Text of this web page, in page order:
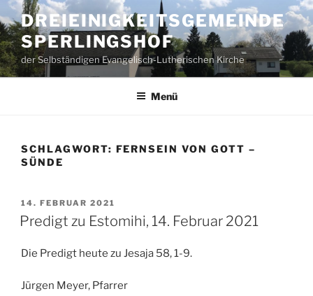
Zum
Inhalt
springen
DREIEINIGKEITSGEMEINDE
SPERLINGSHOF
der Selbständigen Evangelisch-Lutherischen Kirche
Menü
SCHLAGWORT: FERNSEIN VON GOTT –
SÜNDE
VERÖFFENTLICHT
AM
14. FEBRUAR 2021
Predigt zu Estomihi, 14. Februar 2021
Die Predigt heute zu Jesaja 58, 1-9.
Jürgen Meyer, Pfarrer